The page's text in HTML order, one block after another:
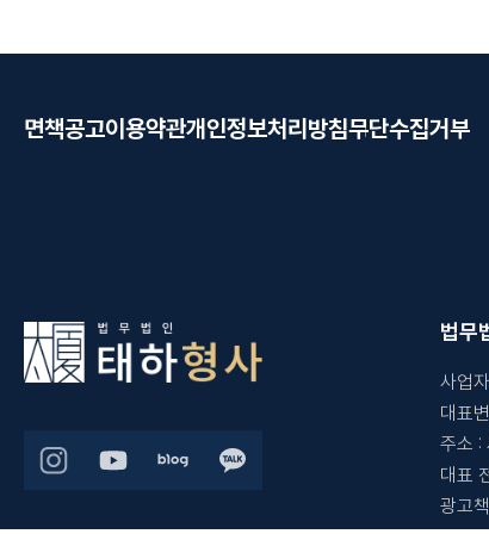
면책공고이용약관개인정보처리방침무단수집거부
법무
사업
대표
주소 :
대표
광고